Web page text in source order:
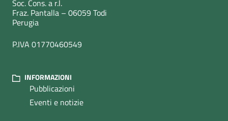
Soc. Cons. a r.l.
Fraz. Pantalla – 06059 Todi
Perugia
P.IVA 01770460549
INFORMAZIONI
Pubblicazioni
Eventi e notizie